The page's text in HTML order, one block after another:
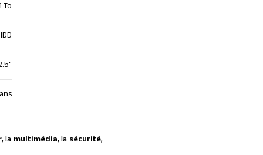
To
, la multimédia, la sécurité,